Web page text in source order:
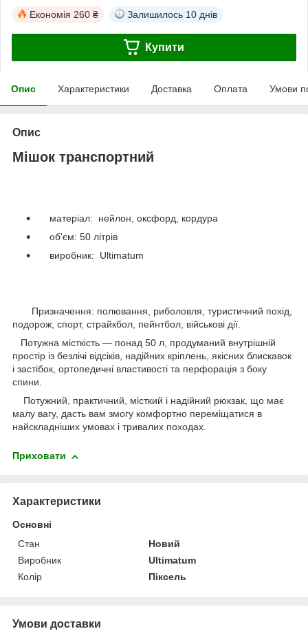
Економія 260 ₴ Залишилось 10 днів
Купити
Опис Характеристики Доставка Оплата Умови
Опис
Мішок транспортний
матеріал: нейлон, оксфорд, кордура
об'єм: 50 літрів
виробник: Ultimatum
Призначення: полювання, риболовля, туристичний похід,
подорож, спорт, страйкбол, пейнтбол, військові дії.
Потужна місткість — понад 50 л, продуманий внутрішній
простір із безлічі відсіків, надійних кріплень, якісних блискавок
і застібок, ортопедичні властивості та перфорація з боку
спини.
Потужний, практичний, місткий і надійний рюкзак, що має
малу вагу, дасть вам змогу комфортно переміщатися в
найскладніших умовах і тривалих походах.
Приховати
Характеристики
Основні
Стан
Новий
Виробник
Ultimatum
Колір
Піксель
Умови доставки